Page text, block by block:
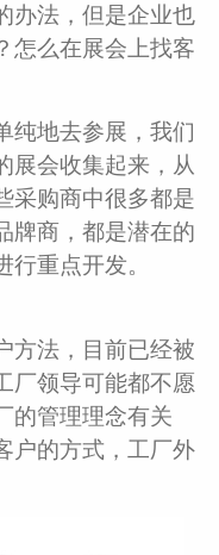
办法，但是企业也
怎么在展会上找客
纯地去参展，我们
展会收集起来，从
采购商中很多都是
牌商，都是潜在的
重点开发。
方法，目前已经被
厂领导可能都不愿
的管理理念有关
户的方式，工厂外